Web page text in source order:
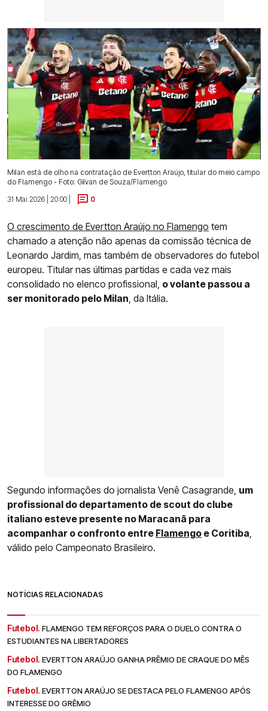
Milan está de olho na contratação de Evertton Araújo, titular do meio campo
do Flamengo - Foto: Gilvan de Souza/Flamengo
31 Mai 2026 | 20:00 |
0
O crescimento de Evertton Araújo no Flamengo tem
chamado a atenção não apenas da comissão técnica de
Leonardo Jardim, mas também de observadores do futebol
europeu. Titular nas últimas partidas e cada vez mais
consolidado no elenco profissional, o volante passou a
ser monitorado pelo Milan, da Itália.
Segundo informações do jornalista Venê Casagrande, um
profissional do departamento de scout do clube
italiano esteve presente no Maracanã para
acompanhar o confronto entre Flamengo e Coritiba,
válido pelo Campeonato Brasileiro.
NOTÍCIAS RELACIONADAS
Futebol. FLAMENGO TEM REFORÇOS PARA O DUELO CONTRA O
ESTUDIANTES NA LIBERTADORES
Futebol. EVERTTON ARAÚJO GANHA PRÊMIO DE CRAQUE DO MÊS
DO FLAMENGO
Futebol. EVERTTON ARAÚJO SE DESTACA PELO FLAMENGO APÓS
INTERESSE DO GRÊMIO